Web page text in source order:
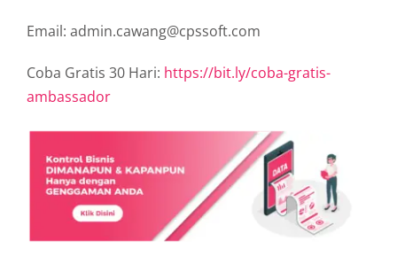
Email: admin.cawang@cpssoft.com
Coba Gratis 30 Hari: https://bit.ly/coba-gratis-
ambassador